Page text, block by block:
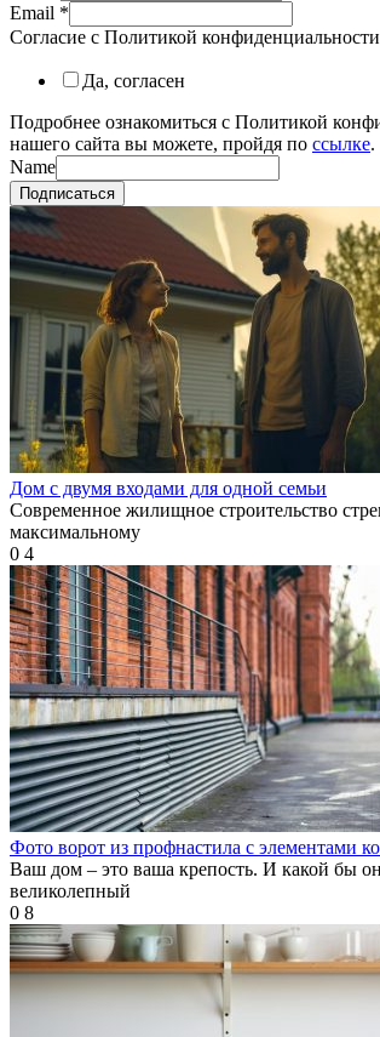
Email *
Согласие с Политикой конфиденциальности
Да, согласен
Подробнее ознакомиться с Политикой
нашего сайта вы можете, пройдя по ссылке.
Name
Подписаться
Дом с двумя входами для одной семьи
Современное жилищное строительство
максимальному
0 4
Фото ворот из профнастила с элементами
Ваш дом – это ваша крепость. И какой бы
великолепный
0 8